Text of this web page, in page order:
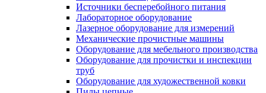
Источники бесперебойного питания
Лабораторное оборудование
Лазерное оборудование для измерений
Механические прочистные машины
Оборудование для мебельного производства
Оборудование для прочистки и инспекции
труб
Оборудование для художественной ковки